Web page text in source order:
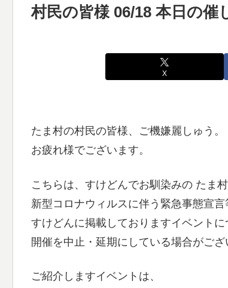
村民の皆様 06/18 本日の催
X
たま村の村民の皆様、ご機嫌麗しゅう。
お疲れ様でございます。
こちらは、すけどんでお馴染みの たま村
新型コロナウィルスに伴う緊急事態宣言
すけどんに掲載しておりますイベントに
開催を中止・延期にしている場合がご
ご紹介しますイベントは、